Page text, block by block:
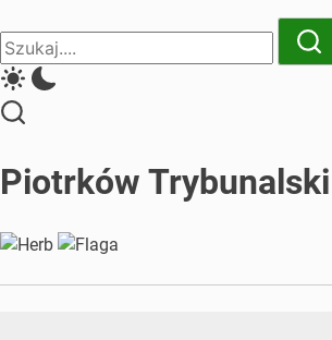
Close
Search
Piotrków Trybunalski